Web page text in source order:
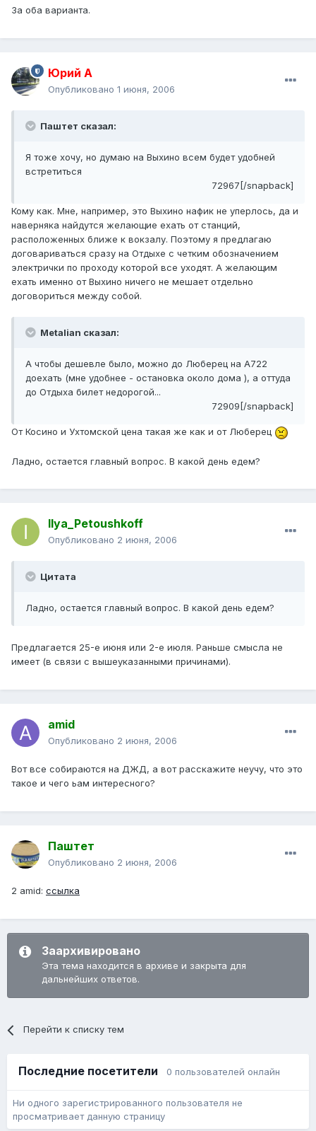
За оба варианта.
Юрий А
Опубликовано 1 июня, 2006
Паштет сказал:
Я тоже хочу, но думаю на Выхино всем будет удобней
встретиться
72967[/snapback]
Кому как. Мне, например, это Выхино нафик не уперлось, да и
наверняка найдутся желающие ехать от станций,
расположенных ближе к вокзалу. Поэтому я предлагаю
договариваться сразу на Отдыхе с четким обозначением
электрички по проходу которой все уходят. А желающим
ехать именно от Выхино ничего не мешает отдельно
договориться между собой.
Metalian сказал:
А чтобы дешевле было, можно до Люберец на А722
доехать (мне удобнее - остановка около дома ), а оттуда
до Отдыха билет недорогой...
72909[/snapback]
От Косино и Ухтомской цена такая же как и от Люберец
Ладно, остается главный вопрос. В какой день едем?
Ilya_Petoushkoff
Опубликовано 2 июня, 2006
Цитата
Ладно, остается главный вопрос. В какой день едем?
Предлагается 25-е июня или 2-е июля. Раньше смысла не
имеет (в связи с вышеуказанными причинами).
amid
Опубликовано 2 июня, 2006
Вот все собираются на ДЖД, а вот расскажите неучу, что это
такое и чего ьам интересного?
Паштет
Опубликовано 2 июня, 2006
2 amid: ссылка
Заархивировано
Эта тема находится в архиве и закрыта для
дальнейших ответов.
Перейти к списку тем
Последние посетители 0 пользователей онлайн
Ни одного зарегистрированного пользователя не
просматривает данную страницу